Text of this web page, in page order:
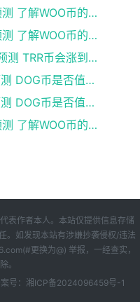
吴网络（WOO）币未来价格预测 了解WOO币的潜力与前景如何？
吴网络（WOO）币未来价格预测 了解WOO币的潜力与前景如何？
人族硬币（TRR）币未来价格预测 TRR币会涨到多少？
狗狗币（DOG）币未来价格预测 DOG币是否值得投资？
狗狗币（DOG）币未来价格预测 DOG币是否值得投资？
吴网络（WOO）币未来价格预测 了解WOO币的潜力与前景如何？
表作者本人。本站仅提供信息存储
。如发现本站有涉嫌抄袭侵权/违法
更换为@) 举报，一经查实，
。
号： 湘ICP备2024096459号-1